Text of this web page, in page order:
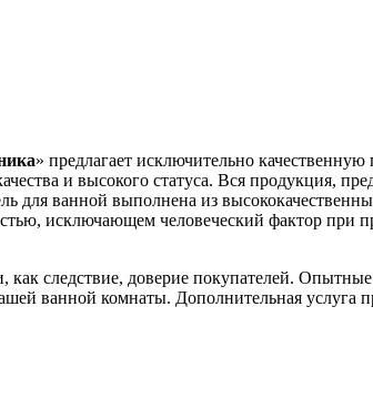
» предлагает исключительно
и высокого статуса. Вся продукция,
для ванной выполнена из
исключающем человеческий фактор при
как следствие, доверие покупателей.
ванной комнаты. Дополнительная услуга